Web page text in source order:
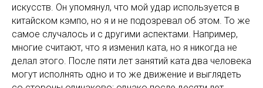
искусств. Он упомянул, что мой удар используется в
китайском кэмпо, но я и не подозревал об этом. То же
самое случалось и с другими аспектами. Например,
многие считают, что я изменил ката, но я никогда не
делал этого. После пяти лет занятий ката два человека
могут исполнять одно и то же движение и выглядеть